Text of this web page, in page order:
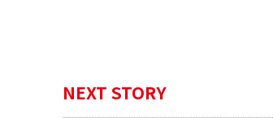
NEXT STORY